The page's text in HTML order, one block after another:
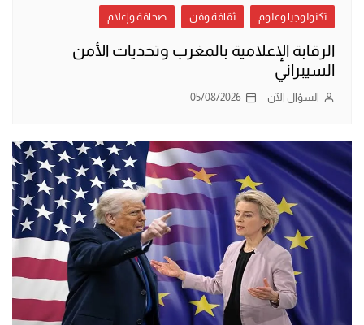
تكنولوجيا وعلوم ثقافة وفن صحافة وإعلام
الرقابة الإعلامية بالمغرب وتحديات الأمن
السيبراني
السؤال الآن 05/08/2026